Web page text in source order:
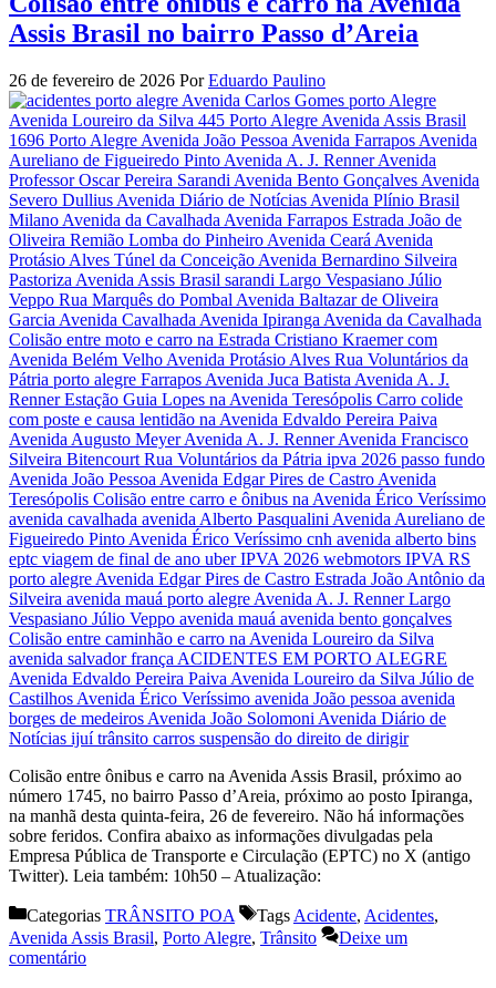
Assis Brasil no bairro Passo d’Areia
26 de fevereiro de 2026 PorEduardo Paulino
Colisão entre ônibus e carro na Avenida Assis Brasil, próximo ao
número 1745, no bairro Passo d’Areia, próximo ao posto Ipiranga,
na manhã desta quinta-feira, 26 de fevereiro. Não há informações
sobre feridos. Confira abaixo as informações divulgadas pela
Empresa Pública de Transporte e Circulação (EPTC) no X (antigo
Twitter). Leia também: 10h50 – Atualização:
Categorias TRÂNSITO POA Tags Acidente, Acidentes,
Avenida Assis Brasil, Porto Alegre, Trânsito
Deixe um
comentário